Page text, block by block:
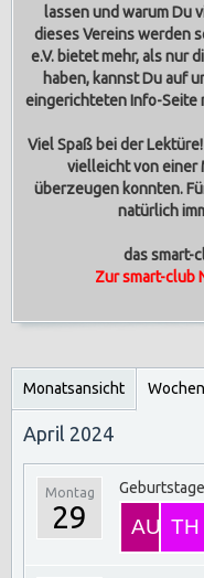
lassen und warum Du
dieses Vereins werden
e.V. bietet mehr, als nur
haben, kannst Du auf
eingerichteten Info-Seite
Viel Spaß bei der
vielleicht von einer
überzeugen konnten.
natürlich
das smart-
Zur smart-club
Monatsansicht
April 2024
Montag
29